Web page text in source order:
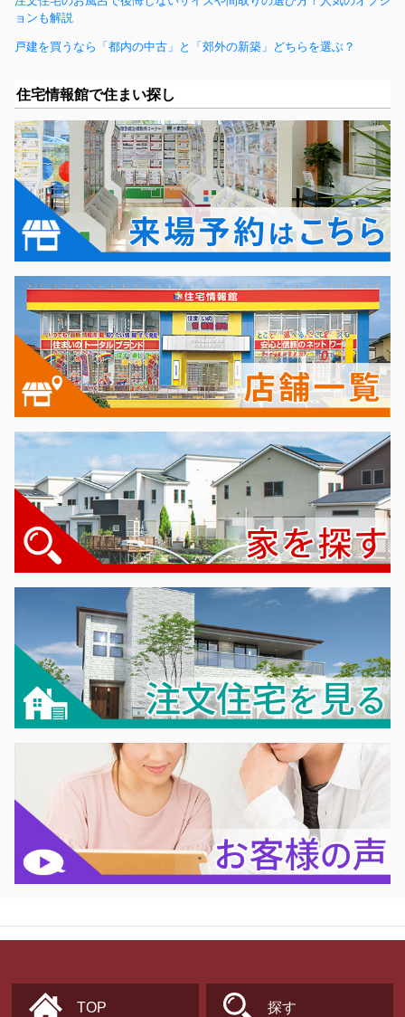
ョンも解説
戸建を買うなら「都内の中古」と「郊外の新築」どちらを選ぶ？
住宅情報館で住まい探し
TOP 探す